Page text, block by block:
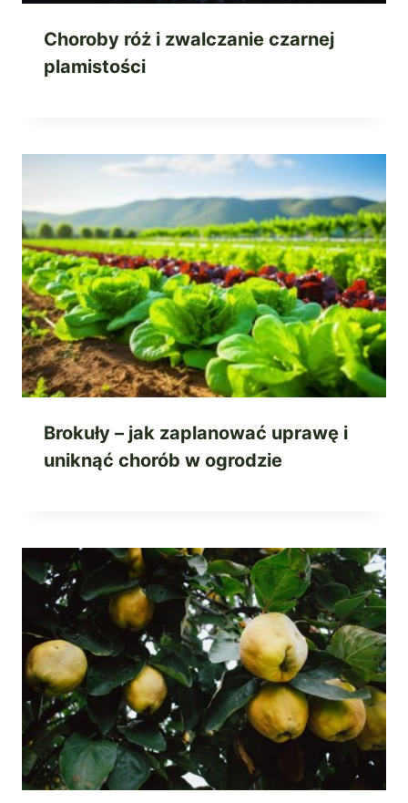
Choroby róż i zwalczanie czarnej
plamistości
Brokuły – jak zaplanować uprawę i
uniknąć chorób w ogrodzie